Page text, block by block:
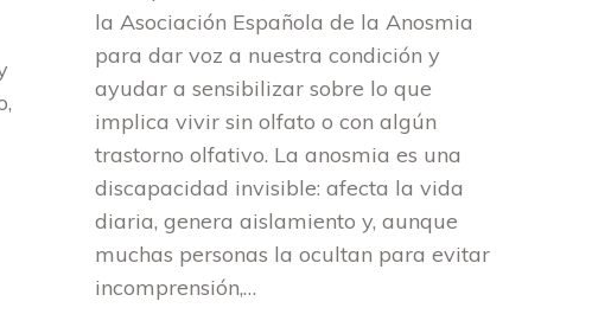
la Asociación Española de la Anosmia
para dar voz a nuestra condición y
ayudar a sensibilizar sobre lo que
implica vivir sin olfato o con algún
trastorno olfativo. La anosmia es una
discapacidad invisible: afecta la vida
diaria, genera aislamiento y, aunque
muchas personas la ocultan para evitar
incomprensión,…